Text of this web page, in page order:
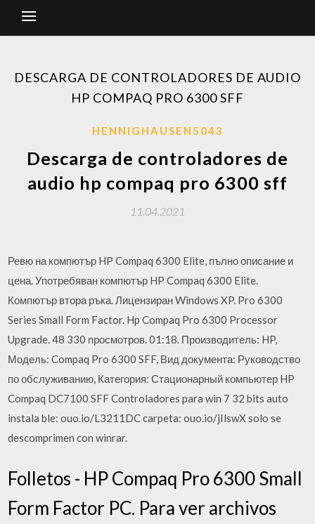
DESCARGA DE CONTROLADORES DE AUDIO
HP COMPAQ PRO 6300 SFF
HENNIGHAUSEN5043
Descarga de controladores de
audio hp compaq pro 6300 sff
11.04.2021
Ревю на компютър HP Compaq 6300 Elite, пълно описание и
цена. Употребяван компютър HP Compaq 6300 Elite.
Компютър втора ръка. Лицензиран Windows XP. Pro 6300
Series Small Form Factor. Hp Compaq Pro 6300 Processor
Upgrade. 48 330 просмотров. 01:18. Производитель: HP,
Модель: Compaq Pro 6300 SFF, Вид документа: Руководство
по обслуживанию, Категория: Стационарный компьютер HP
Compaq DC7100 SFF Controladores para win 7 32 bits auto
instala ble: ouo.io/L3211DC carpeta: ouo.io/jIlswX solo se
descomprimen con winrar.
Folletos - HP Compaq Pro 6300 Small
Form Factor PC. Para ver archivos